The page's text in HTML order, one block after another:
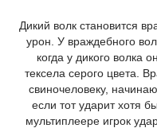
Дикий волк становится
урон. У враждебного
когда у дикого волка
тексела серого цвета.
свиночеловеку,
если тот ударит хотя
мультиплеере игрок